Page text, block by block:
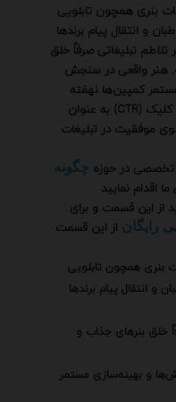
بنری همچون تابلویی
و انتقال پیام برندها
تلاطم تبلیغاتی صرفاً خلق
هنر واقعی در سنجش
کمپین‌ها نهفته
است. در این راستا ابزارهای تحلیل نرخ کلیک (CTR) به عنوان
موفقیت در تبلیغات
تخصصی در حوزه چگونه
اقدام نمایید
از این قسمت و برای
رایگان از این قسمت
بنری همچون تابلویی
و انتقال پیام برندها
خلق بنرهای جذاب و
و بهینه‌سازی مستمر